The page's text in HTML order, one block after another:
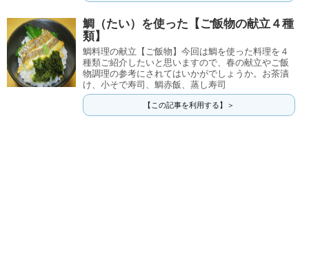
鯛（たい）を使った【ご飯物の献立４種
類】
鯛料理の献立【ご飯物】今回は鯛を使った料理を４
種類ご紹介したいと思いますので、春の献立やご飯
物調理の参考にされてはいかがでしょうか。お茶漬
け、小そで寿司、鯛赤飯、蒸し寿司
【この記事を利用する】＞